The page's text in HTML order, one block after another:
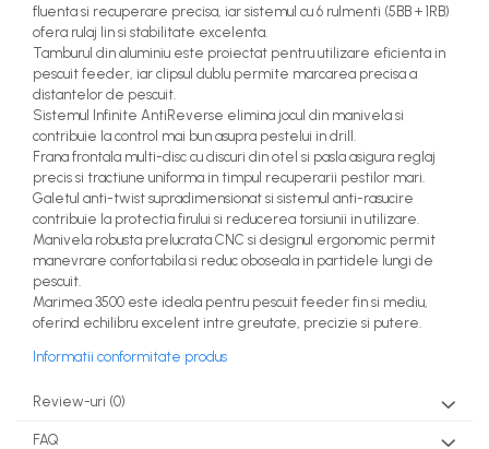
fluenta si recuperare precisa, iar sistemul cu 6 rulmenti (5BB + 1RB)
ofera rulaj lin si stabilitate excelenta.
Tamburul din aluminiu este proiectat pentru utilizare eficienta in
pescuit feeder, iar clipsul dublu permite marcarea precisa a
distantelor de pescuit.
Sistemul Infinite AntiReverse elimina jocul din manivela si
contribuie la control mai bun asupra pestelui in drill.
Frana frontala multi-disc cu discuri din otel si pasla asigura reglaj
precis si tractiune uniforma in timpul recuperarii pestilor mari.
Galetul anti-twist supradimensionat si sistemul anti-rasucire
contribuie la protectia firului si reducerea torsiunii in utilizare.
Manivela robusta prelucrata CNC si designul ergonomic permit
manevrare confortabila si reduc oboseala in partidele lungi de
pescuit.
Marimea 3500 este ideala pentru pescuit feeder fin si mediu,
oferind echilibru excelent intre greutate, precizie si putere.
Informatii conformitate produs
Review-uri (0)
FAQ